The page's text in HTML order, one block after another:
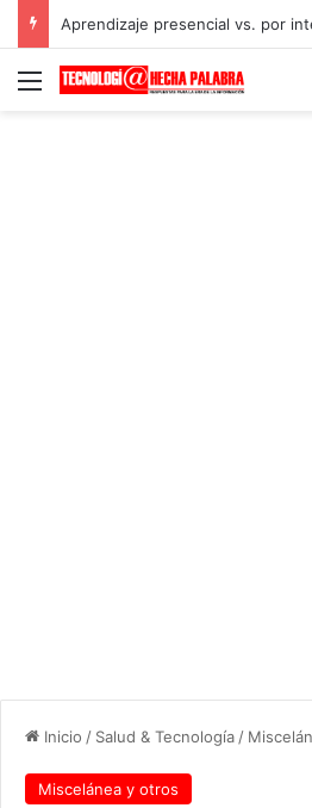
Aprendizaje presencial vs. por
Menú
Inicio / Salud & Tecnología /
Miscelánea y otros